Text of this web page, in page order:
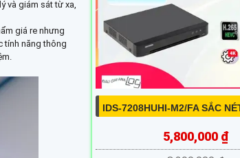
và giám sát từ xa,
giá re nhưng
tính năng thông
IDS-7208HUHI-M2/FA SẮC
5,800,000 ₫